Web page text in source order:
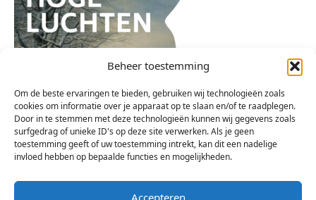
Beheer toestemming
Om de beste ervaringen te bieden, gebruiken wij technologieën zoals
cookies om informatie over je apparaat op te slaan en/of te raadplegen.
Door in te stemmen met deze technologieën kunnen wij gegevens zoals
surfgedrag of unieke ID's op deze site verwerken. Als je geen
toestemming geeft of uw toestemming intrekt, kan dit een nadelige
invloed hebben op bepaalde functies en mogelijkheden.
Accepteren